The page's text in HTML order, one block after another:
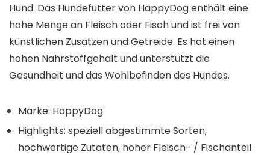
Hund. Das Hundefutter von HappyDog enthält eine
hohe Menge an Fleisch oder Fisch und ist frei von
künstlichen Zusätzen und Getreide. Es hat einen
hohen Nährstoffgehalt und unterstützt die
Gesundheit und das Wohlbefinden des Hundes.
Marke: HappyDog
Highlights: speziell abgestimmte Sorten,
hochwertige Zutaten, hoher Fleisch- / Fischanteil